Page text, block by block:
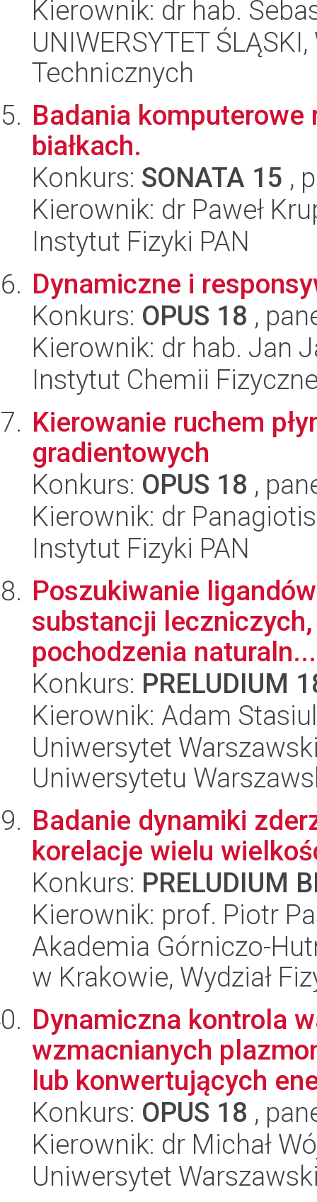
Kierownik: dr hab.
UNIWERSYTET
Technicznych
Badania
białkach.
Konkurs: SONATA 15 ,
Kierownik: dr Paweł
Instytut Fizyki PAN
Dynamiczne i
Konkurs: OPUS 18 ,
Kierownik: dr hab. Jan
Instytut Chemii
Kierowanie ruchem
gradientowych
Konkurs: OPUS 18 ,
Kierownik: dr
Instytut Fizyki PAN
Poszukiwanie
substancji
pochodzenia naturaln...
Konkurs: PRELUDIUM
Kierownik: Adam
Uniwersytet
Uniwersytetu
Badanie dynamiki
korelacje wielu
Konkurs: PRELUDIUM
Kierownik: prof. Piotr
Akademia Górniczo-
w Krakowie, Wydział
Dynamiczna kontrola
wzmacnianych
lub konwertujących
Konkurs: OPUS 18 ,
Kierownik: dr Michał
Uniwersytet